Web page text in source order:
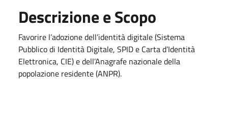
Descrizione e Scopo
Favorire l’adozione dell’identità digitale (Sistema
Pubblico di Identità Digitale, SPID e Carta d’Identità
Elettronica, CIE) e dell’Anagrafe nazionale della
popolazione residente (ANPR).